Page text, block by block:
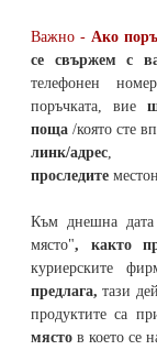
Важно - Ако
се свържем с
телефонен номер
поръчката, вие
поща /която сте
линк/адрес ,
проследите
Към днешна дата
място", както
куриерските
предлага, тази
продуктите са
място в което се